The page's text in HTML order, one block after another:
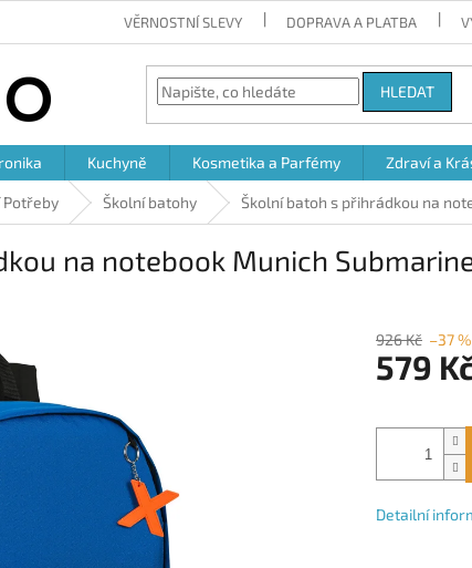
VĚRNOSTNÍ SLEVY DOPRAVA A PLATBA
HLEDAT
Kuchyně Kosmetika a Parfémy Zdraví a
Potřeby Školní batohy Školní batoh s přihrádkou na
na notebook Munich
926 Kč –37 %
579
cena:
Detailní